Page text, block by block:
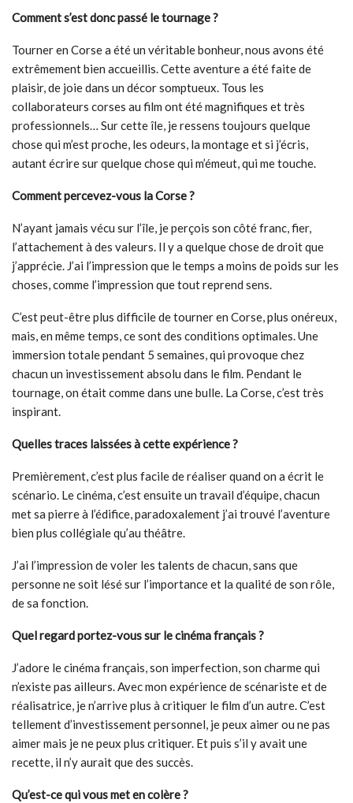
Comment s’est donc passé le tournage ?
Tourner en Corse a été un véritable bonheur, nous avons été
extrêmement bien accueillis. Cette aventure a été faite de
plaisir, de joie dans un décor somptueux. Tous les
collaborateurs corses au film ont été magnifiques et très
professionnels… Sur cette île, je ressens toujours quelque
chose qui m’est proche, les odeurs, la montage et si j’écris,
autant écrire sur quelque chose qui m’émeut, qui me touche.
Comment percevez-vous la Corse ?
N’ayant jamais vécu sur l’île, je perçois son côté franc, fier,
l’attachement à des valeurs. Il y a quelque chose de droit que
j’apprécie. J’ai l’impression que le temps a moins de poids sur les
choses, comme l’impression que tout reprend sens.
C’est peut-être plus difficile de tourner en Corse, plus onéreux,
mais, en même temps, ce sont des conditions optimales. Une
immersion totale pendant 5 semaines, qui provoque chez
chacun un investissement absolu dans le film. Pendant le
tournage, on était comme dans une bulle. La Corse, c’est très
inspirant.
Quelles traces laissées à cette expérience ?
Premièrement, c’est plus facile de réaliser quand on a écrit le
scénario. Le cinéma, c’est ensuite un travail d’équipe, chacun
met sa pierre à l’édifice, paradoxalement j’ai trouvé l’aventure
bien plus collégiale qu’au théâtre.
J’ai l’impression de voler les talents de chacun, sans que
personne ne soit lésé sur l’importance et la qualité de son rôle,
de sa fonction.
Quel regard portez-vous sur le cinéma français ?
J’adore le cinéma français, son imperfection, son charme qui
n’existe pas ailleurs. Avec mon expérience de scénariste et de
réalisatrice, je n’arrive plus à critiquer le film d’un autre. C’est
tellement d’investissement personnel, je peux aimer ou ne pas
aimer mais je ne peux plus critiquer. Et puis s’il y avait une
recette, il n’y aurait que des succès.
Qu’est-ce qui vous met en colère ?